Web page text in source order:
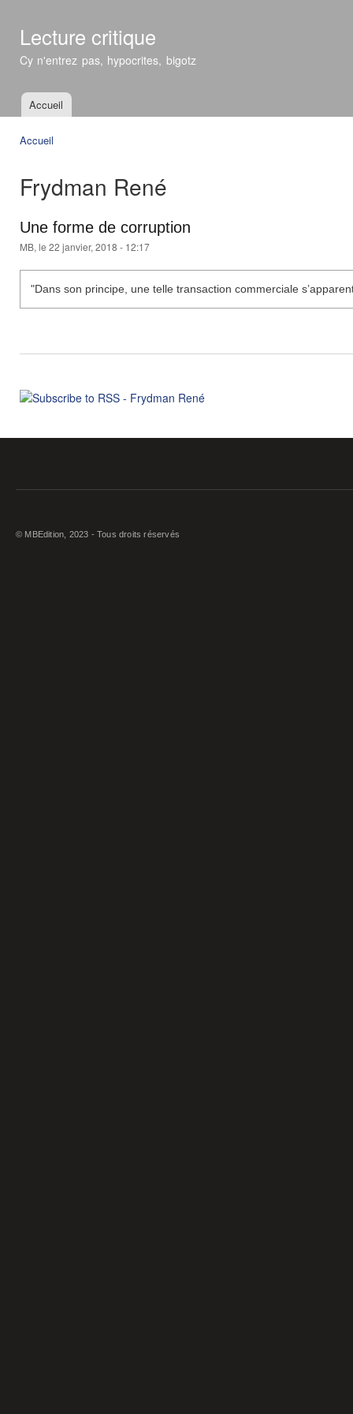
Lecture critique
Cy n'entrez pas, hypocrites, bigotz
Menu principal
Accueil
Accueil
Frydman René
Une forme de corruption
MB, le 22 janvier, 2018 - 12:17
"Dans son principe, une telle transaction commerciale
© MBEdition, 2023 - Tous droits réservés